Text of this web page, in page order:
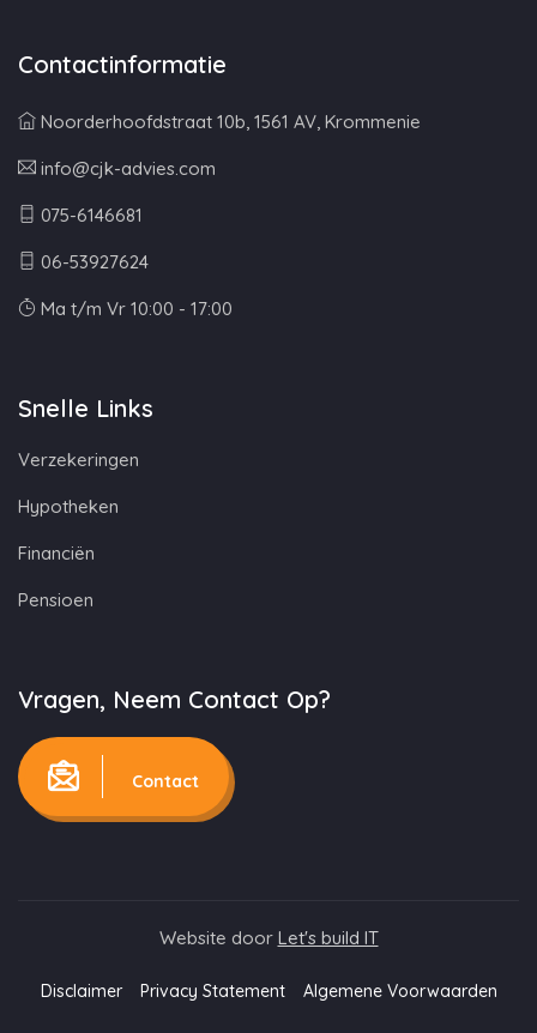
Contactinformatie
Noorderhoofdstraat 10b, 1561 AV, Krommenie
info@cjk-advies.com
075-6146681
06-53927624
Ma t/m Vr 10:00 - 17:00
Snelle Links
Verzekeringen
Hypotheken
Financiën
Pensioen
Vragen, Neem Contact Op?
Contact
Website door Let's build IT
Disclaimer Privacy Statement Algemene Voorwaarden